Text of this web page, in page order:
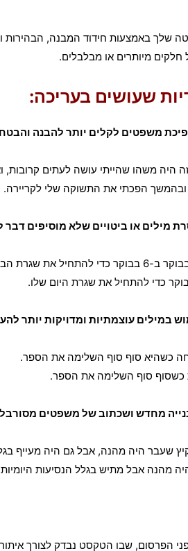
שלך באמצעות חידוד המבנה,
חלקים מיותרים או מבלבלים.
היה משהו שהייתי עושה לעתים
ובהמשך הפכתי את התשוקה שלי לקריירה.
הבוקר היומית שלו.
כשהיא סוף סוף השלימה את הספר.
כשסוף סוף השלימה את הספר.
שעבר היה מהנה, אבל גם היה מעייף
מהנה אבל מתיש בגלל הנסיעות
הפרסום, שבו הטקסט נבדק לצורך איתור